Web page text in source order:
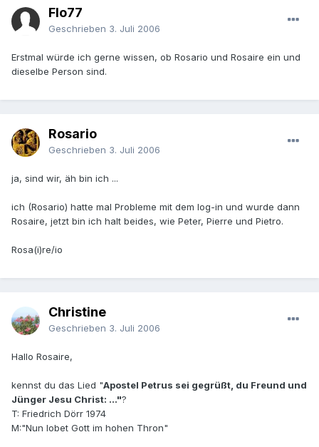
Flo77
Geschrieben 3. Juli 2006
Erstmal würde ich gerne wissen, ob Rosario und Rosaire ein und
dieselbe Person sind.
Rosario
Geschrieben 3. Juli 2006
ja, sind wir, äh bin ich ...
ich (Rosario) hatte mal Probleme mit dem log-in und wurde dann
Rosaire, jetzt bin ich halt beides, wie Peter, Pierre und Pietro.
Rosa(i)re/io
Christine
Geschrieben 3. Juli 2006
Hallo Rosaire,
kennst du das Lied "Apostel Petrus sei gegrüßt, du Freund und
Jünger Jesu Christ: ..."?
T: Friedrich Dörr 1974
M:"Nun lobet Gott im hohen Thron"